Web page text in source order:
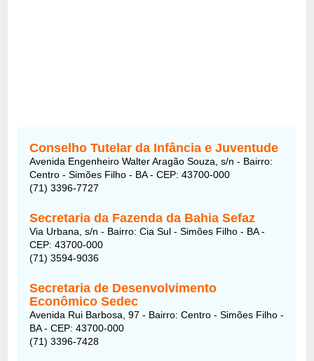
Conselho Tutelar da Infância e Juventude
Avenida Engenheiro Walter Aragão Souza, s/n - Bairro:
Centro - Simões Filho - BA - CEP: 43700-000
(71) 3396-7727
Secretaria da Fazenda da Bahia Sefaz
Via Urbana, s/n - Bairro: Cia Sul - Simões Filho - BA -
CEP: 43700-000
(71) 3594-9036
Secretaria de Desenvolvimento
Econômico Sedec
Avenida Rui Barbosa, 97 - Bairro: Centro - Simões Filho -
BA - CEP: 43700-000
(71) 3396-7428